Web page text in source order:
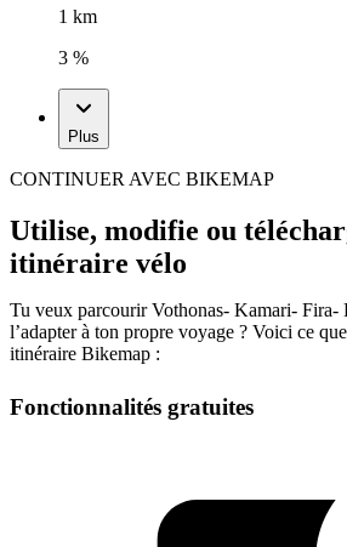
1 km
3 %
Plus
CONTINUER AVEC BIKEMAP
Utilise, modifie ou
itinéraire vélo
Tu veux parcourir Vothonas- Kamari- Fira-
l’adapter à ton propre voyage ? Voici ce
itinéraire Bikemap :
Fonctionnalités gratuites